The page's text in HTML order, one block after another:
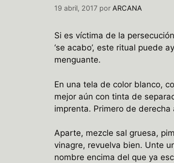
19 abril, 2017 por ARCANA
Si es víctima de la
‘se acabo’, este ritual puede
menguante.
En una tela de color blanco,
mejor aún con tinta de
imprenta. Primero de
Aparte, mezcle sal gruesa,
vinagre, revuelva bien. Unte
nombre encima del que ya